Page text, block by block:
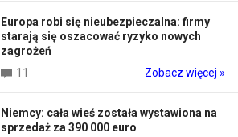
Europa robi się nieubezpieczalna: firmy
starają się oszacować ryzyko nowych
zagrożeń
11
Zobacz więcej »
Niemcy: cała wieś została wystawiona na
sprzedaż za 390 000 euro